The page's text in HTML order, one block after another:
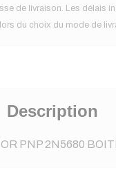
de livraison. Les délais
du choix du mode de
Description
PNP 2N5680